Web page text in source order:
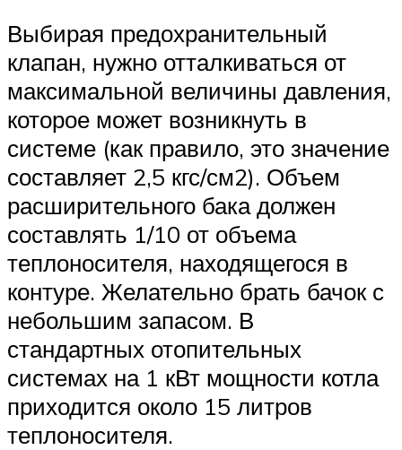
Выбирая предохранительный
клапан, нужно отталкиваться от
максимальной величины давления,
которое может возникнуть в
системе (как правило, это значение
составляет 2,5 кгс/см2). Объем
расширительного бака должен
составлять 1/10 от объема
теплоносителя, находящегося в
контуре. Желательно брать бачок с
небольшим запасом. В
стандартных отопительных
системах на 1 кВт мощности котла
приходится около 15 литров
теплоносителя.